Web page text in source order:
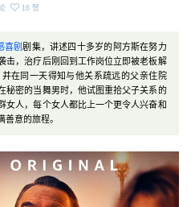
16 赞
喜剧剧集，讲述四十多岁的阿方斯在努力
击，治疗后刚回到工作岗位立即被老板解
在同一天得知与他关系疏远的父亲住院
秘密的当舞男时，他试图重拾父子关系的
女人，每个女人都比上一个更令人兴奋和
意的旅程。